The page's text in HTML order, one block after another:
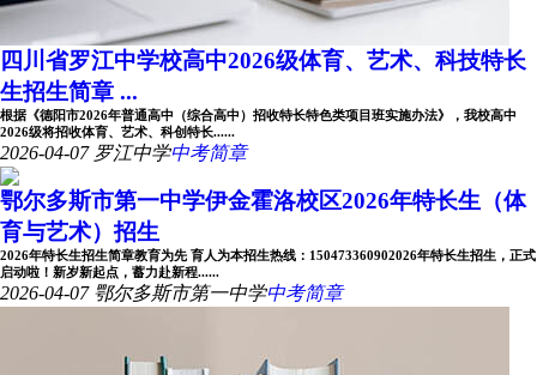
四川省罗江中学校高中2026级体育、艺术、科技特长
生招生简章 ...
根据《德阳市2026年普通高中（综合高中）招收特长特色类项目班实施办法》，我校高中
2026级将招收体育、艺术、科创特长......
2026-04-07 罗江中学中考简章
鄂尔多斯市第一中学伊金霍洛校区2026年特长生（体
育与艺术）招生
2026年特长生招生简章教育为先 育人为本招生热线：150473360902026年特长生招生，正式
启动啦！新岁新起点，蓄力赴新程......
2026-04-07 鄂尔多斯市第一中学中考简章